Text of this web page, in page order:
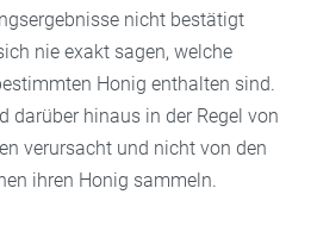
nicht bestätigt
nie exakt sagen, welche
Honig enthalten sind.
darüber hinaus in der Regel von
verursacht und nicht von den
ihren Honig sammeln.